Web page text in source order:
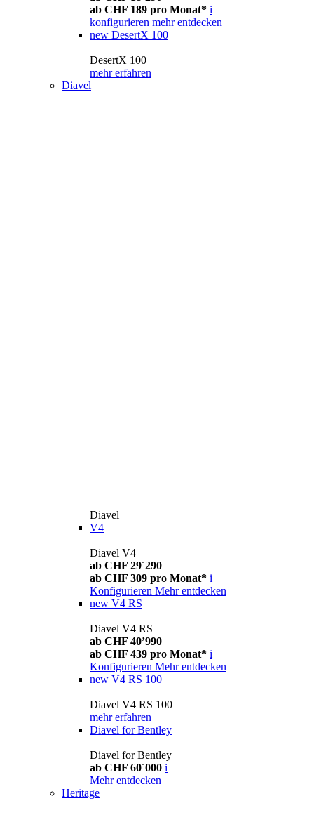
ab CHF 189 pro Monat* i
konfigurieren mehr entdecken
new DesertX 100
DesertX 100
mehr erfahren
Diavel
Diavel
V4
Diavel V4
ab CHF 29´290
ab CHF 309 pro Monat* i
Konfigurieren Mehr entdecken
new V4 RS
Diavel V4 RS
ab CHF 40’990
ab CHF 439 pro Monat* i
Konfigurieren Mehr entdecken
new V4 RS 100
Diavel V4 RS 100
mehr erfahren
Diavel for Bentley
Diavel for Bentley
ab CHF 60´000 i
Mehr entdecken
Heritage